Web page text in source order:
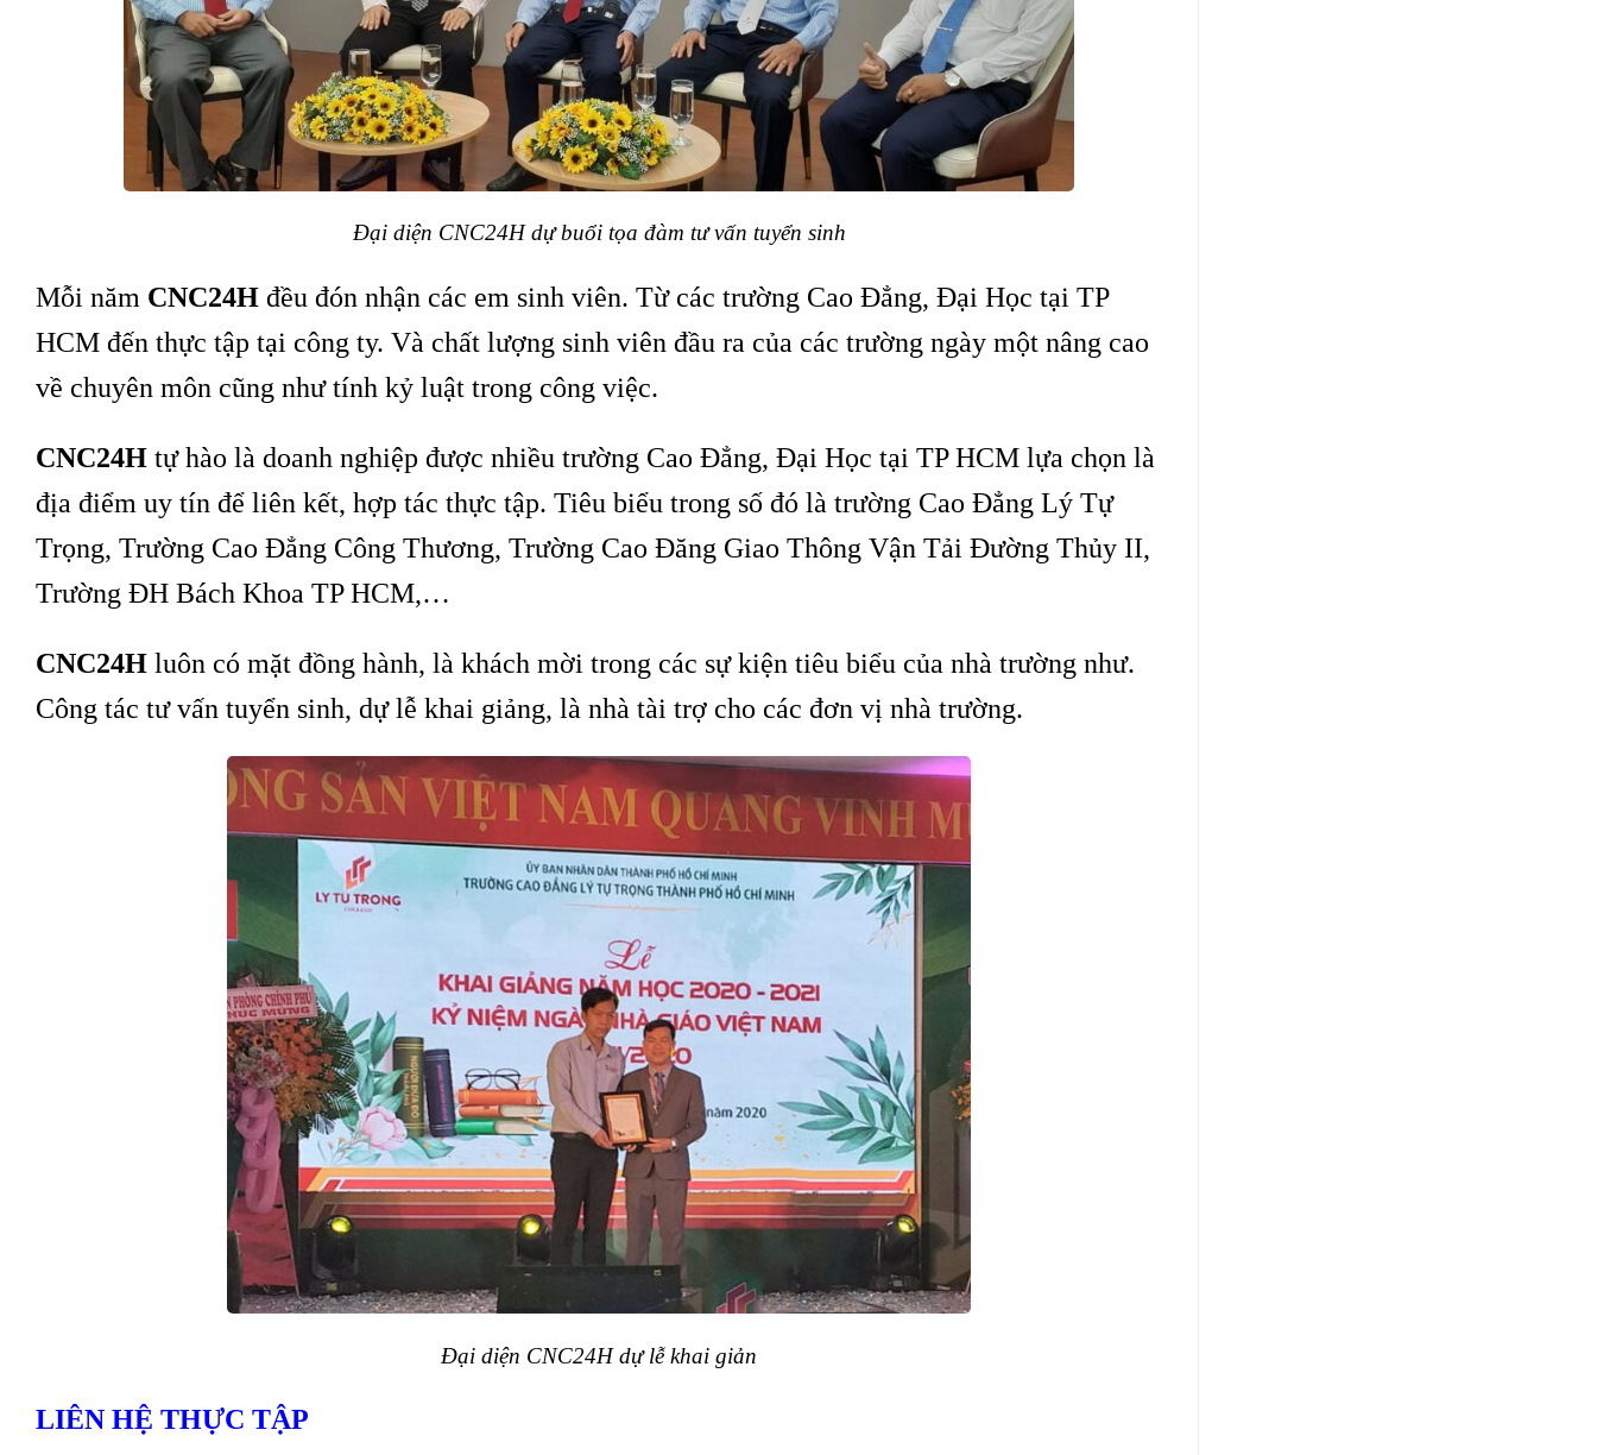
Đại diện CNC24H dự buổi tọa đàm tư vấn tuyển sinh
Mỗi năm CNC24H đều đón nhận các em sinh viên. Từ các trường Cao Đẳng, Đại Học tại TP
HCM đến thực tập tại công ty. Và chất lượng sinh viên đầu ra của các trường ngày một nâng cao
về chuyên môn cũng như tính kỷ luật trong công việc.
CNC24H tự hào là doanh nghiệp được nhiều trường Cao Đẳng, Đại Học tại TP HCM lựa chọn là
địa điểm uy tín để liên kết, hợp tác thực tập. Tiêu biểu trong số đó là trường Cao Đẳng Lý Tự
Trọng, Trường Cao Đẳng Công Thương, Trường Cao Đăng Giao Thông Vận Tải Đường Thủy II,
Trường ĐH Bách Khoa TP HCM,…
CNC24H luôn có mặt đồng hành, là khách mời trong các sự kiện tiêu biểu của nhà trường như.
Công tác tư vấn tuyển sinh, dự lễ khai giảng, là nhà tài trợ cho các đơn vị nhà trường.
Đại diện CNC24H dự lễ khai giản
LIÊN HỆ THỰC TẬP